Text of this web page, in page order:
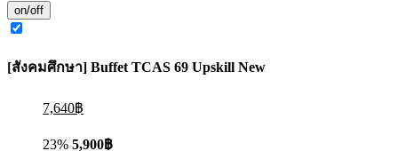
on/off
[สังคมศึกษา] Buffet TCAS 69 Upskill New
7,640฿
23% 5,900฿